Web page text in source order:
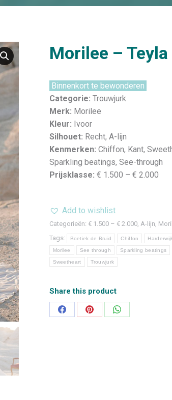
Morilee – Teyla
Binnenkort te bewonderen
Categorie: Trouwjurk
Merk: Morilee
Kleur: Ivoor
Silhouet: Recht, A-lijn
Kenmerken: Chiffon, Kant,
Sparkling beatings, See-through
Prijsklasse: € 1.500 – € 2.000
Add to wishlist
Categorieën: € 1.500 – € 2.000, A-lijn,
Tags:
Boetiek de Bruid Chiffon
Morilee See through Sparkling beatings
Sweetheart Trouwjurk
Share this product
Deel
Deel
Deel